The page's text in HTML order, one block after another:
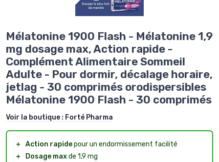
Mélatonine 1900 Flash - Mélatonine 1,9
mg dosage max, Action rapide -
Complément Alimentaire Sommeil
Adulte - Pour dormir, décalage horaire,
jetlag - 30 comprimés orodispersibles
Mélatonine 1900 Flash - 30 comprimés
Voir la boutique : Forté Pharma
＋ Action rapidepour un endormissement facilité
＋
Dosage maxde 1,9 mg